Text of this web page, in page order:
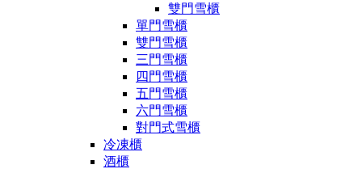
雙門雪櫃
單門雪櫃
雙門雪櫃
三門雪櫃
四門雪櫃
五門雪櫃
六門雪櫃
對門式雪櫃
冷凍櫃
酒櫃